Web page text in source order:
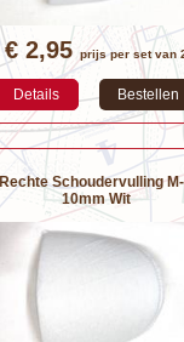
€ 2,95 prijs per set van
Details Bestellen
Rechte Schoudervulling
10mm Wit